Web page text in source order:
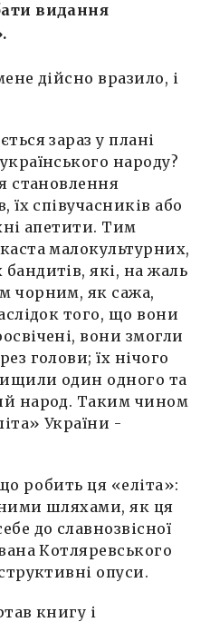
видання
дійсно вразило, і
зараз у плані
народу?
становлення
їх співучасників або
апетити. Тим
малокультурних,
які, на жаль
чорним, як сажа,
того, що вони
вони змогли
голови; їх нічого
один одного та
народ. Таким чином
України -
робить ця «еліта»:
шляхами, як ця
до славнозвісної
Котляревського
опуси.
книгу і